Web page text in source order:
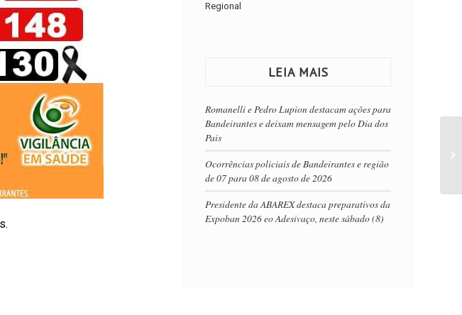
Regional
LEIA MAIS
Romanelli e Pedro Lupion destacam ações para
Bandeirantes e deixam mensagem pelo Dia dos
Pais
Ocorrências policiais de Bandeirantes e região
de 07 para 08 de agosto de 2026
Presidente da ABAREX destaca preparativos da
Expoban 2026 eo Adesivaço, neste sábado (8)